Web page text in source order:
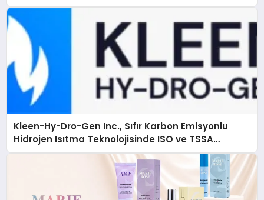
Kleen-Hy-Dro-Gen Inc., Sıfır Karbon Emisyonlu
Hidrojen Isıtma Teknolojisinde ISO ve TSSA
Düzenleyici Onaylarını Aldı